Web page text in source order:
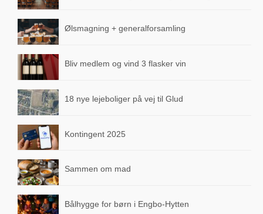
Skolen SFO “Fritten”
Dagplejer & Børnehaver
Dagpleje i nærheden
Gludhallen
Ældrecenteret Museumsvænget
Fællesantenne
Natur og stier
Gårdsalg ved landevejen
Ølsmagning + generalforsamling
Bliv medlem og vind 3 flasker vin
18 nye lejeboliger på vej til Glud
Kontingent 2025
Sammen om mad
Bålhygge for børn i Engbo-Hytten